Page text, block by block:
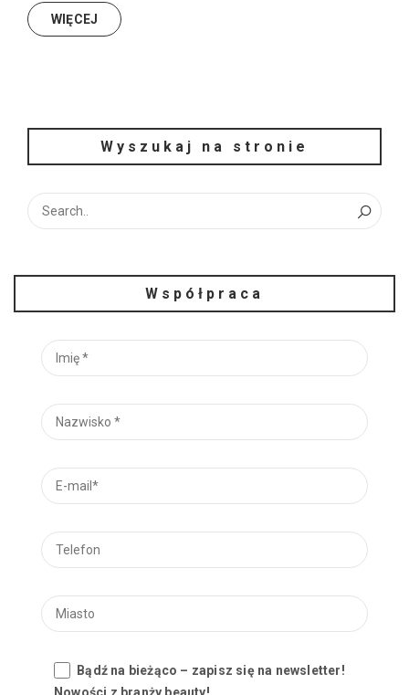
WIĘCEJ
Wyszukaj na stronie
Współpraca
Bądź na bieżąco – zapisz się na newsletter!